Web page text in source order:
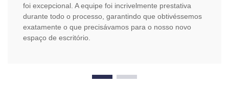
foi excepcional. A equipe foi incrivelmente prestativa
durante todo o processo, garantindo que obtivéssemos
exatamente o que precisávamos para o nosso novo
espaço de escritório.